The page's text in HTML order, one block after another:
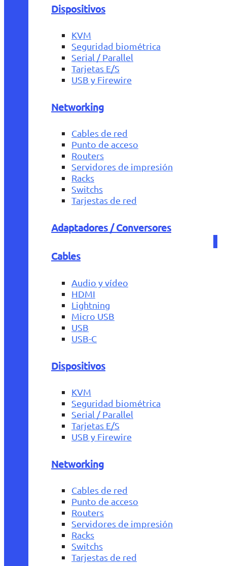
Dispositivos
KVM
Seguridad biométrica
Serial / Parallel
Tarjetas E/S
USB y Firewire
Networking
Cables de red
Punto de acceso
Routers
Servidores de impresión
Racks
Switchs
Tarjestas de red
Adaptadores / Conversores
Cables
Audio y vídeo
HDMI
Lightning
Micro USB
USB
USB-C
Dispositivos
KVM
Seguridad biométrica
Serial / Parallel
Tarjetas E/S
USB y Firewire
Networking
Cables de red
Punto de acceso
Routers
Servidores de impresión
Racks
Switchs
Tarjestas de red